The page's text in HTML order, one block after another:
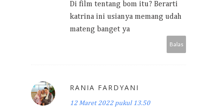
Di film tentang bom itu? Berarti
katrina ini usianya memang udah
mateng banget ya
Balas
RANIA FARDYANI
12 Maret 2022 pukul 13.50